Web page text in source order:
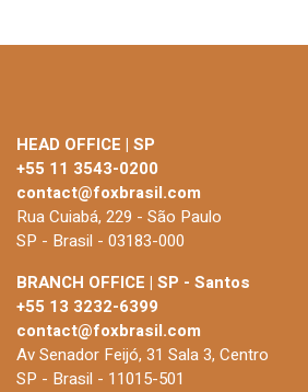
HEAD OFFICE | SP
+55 11 3543-0200
contact@foxbrasil.com
Rua Cuiabá, 229 - São Paulo
SP - Brasil - 03183-000
BRANCH OFFICE | SP - Santos
+55 13 3232-6399
contact@foxbrasil.com
Av Senador Feijó, 31 Sala 3, Centro
SP - Brasil - 11015-501